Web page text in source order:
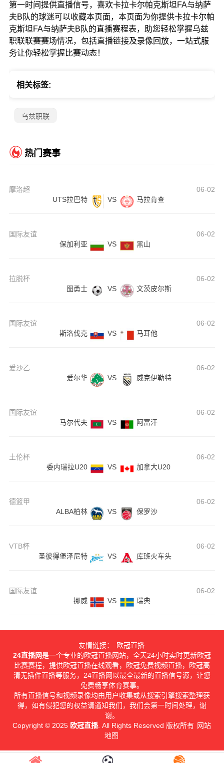
第一时间提供直播信号，喜欢卡拉卡尔帕克斯坦FA与纳萨
夫B队的球迷可以收藏本页面，本页面为你提供卡拉卡尔帕
克斯坦FA与纳萨夫B队的直播赛程表，助您轻松掌握乌兹
职联联赛赛场情况，包括直播链接及录像回放，一站式服
务让你轻松掌握比赛动态！
相关标签:
乌兹职联
热门赛事
摩洛超
06-02
UTS拉巴特
VS 马拉肯查
国际友谊
06-02
保加利亚
VS 黑山
拉脱杯
06-02
图勇士
VS 文茨皮尔斯
国际友谊
06-02
斯洛伐克
VS 马耳他
爱沙乙
06-02
爱尔华
VS 威克伊勒特
国际友谊
06-02
马尔代夫
VS 阿富汗
土伦杯
06-02
委内瑞拉U20
VS 加拿大U20
德篮甲
06-02
ALBA柏林
VS 保罗沙
VTB杯
06-02
圣彼得堡泽尼特
VS 库班火车头
国际友谊
06-02
挪威
VS 瑞典
友情链接：
欧冠直播
24直播网是一个专业的欧冠直播网站，全天24小时实时更新欧冠
比赛赛程，提供欧冠直播在线观看，欧冠免费视频直播，欧冠高
清无插件直播等服务，24直播网以最全最新的直播信号源，让您
免费畅享体育赛事。
所有直播信号和视频录像均由用户收集或从搜索引擎搜索整理获
得，如有侵犯您的权益请通知我们，我们会第一时间处理，谢
谢。
Copyright © 2025 欧冠直播. All Rights Reserved 版权所有 网站
地图